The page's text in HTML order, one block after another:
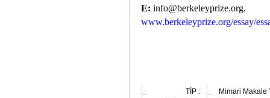
E: info@berkeleyprize.org.
www.berkeleyprize.org/essay/
TİP :
Mimari Makale